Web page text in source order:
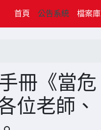
首頁(current)
公告系統 檔案庫
冊《當危
位老師、